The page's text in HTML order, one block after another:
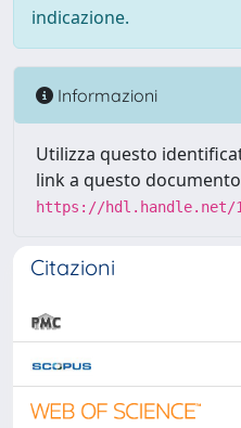
indicazione.
Informazioni
Utilizza questo
link a questo
https://hdl.handle.net/
Citazioni